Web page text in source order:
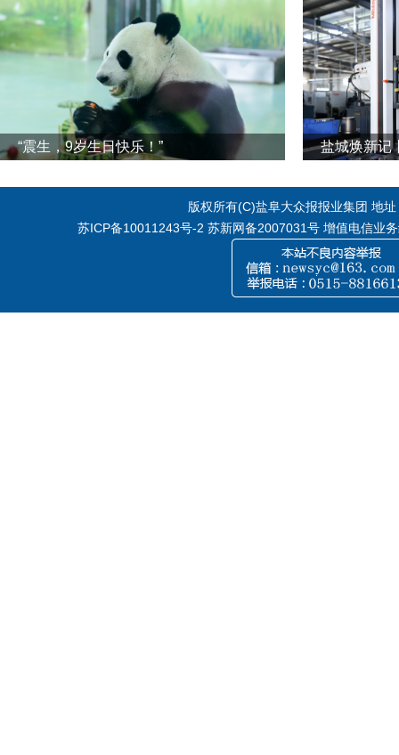
“震生，9岁生日快乐！”
版权所有(C)盐阜大众报报业集团 地
苏ICP备10011243号-2 苏新网备2007031号 增值电信业